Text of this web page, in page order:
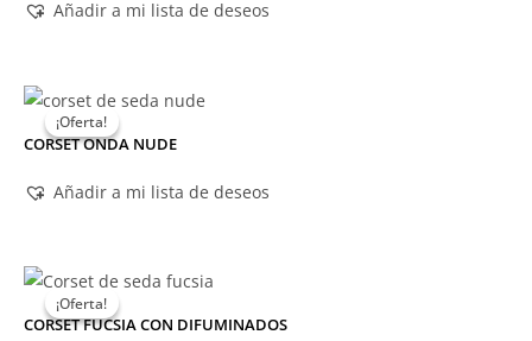
Añadir a mi lista de deseos
¡Oferta!
¡Oferta!
CORSET ONDA NUDE
Añadir a mi lista de deseos
¡Oferta!
¡Oferta!
CORSET FUCSIA CON DIFUMINADOS